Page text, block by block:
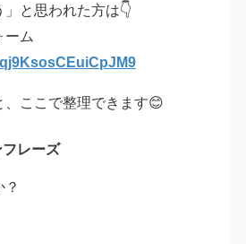
」と思われた方は👇
ーム
ここで整理できます😊
レーズ